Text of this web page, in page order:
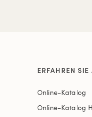
ERFAHREN SIE
Online-Katalog
Online-Katalog